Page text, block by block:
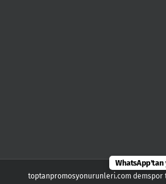
toptanpromosyonurunleri.com demspor